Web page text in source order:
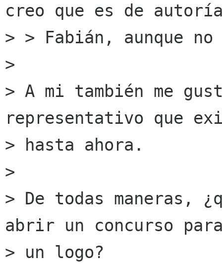
creo que es de
> > Fabián, aunque
>
> A mi también me
representativo que
> hasta ahora.
>
> De todas maneras,
abrir un concurso
> un logo?